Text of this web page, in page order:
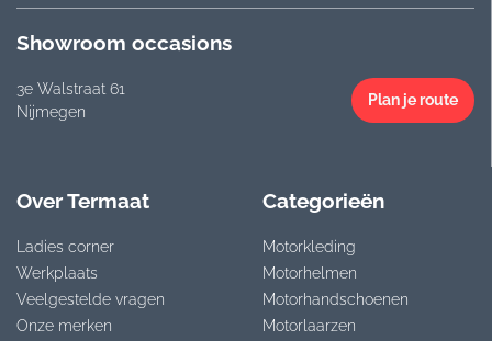
Showroom occasions
3e Walstraat 61
Nijmegen
Plan je route
Over Termaat
Ladies corner
Werkplaats
Veelgestelde vragen
Onze merken
Categorieën
Motorkleding
Motorhelmen
Motorhandschoenen
Motorlaarzen